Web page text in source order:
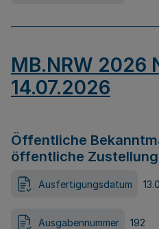
MB.NRW 2026
14.07.2026
Öffentliche
öffentliche Zustellung
Ausfertigungsdatum
Ausgabennummer 192